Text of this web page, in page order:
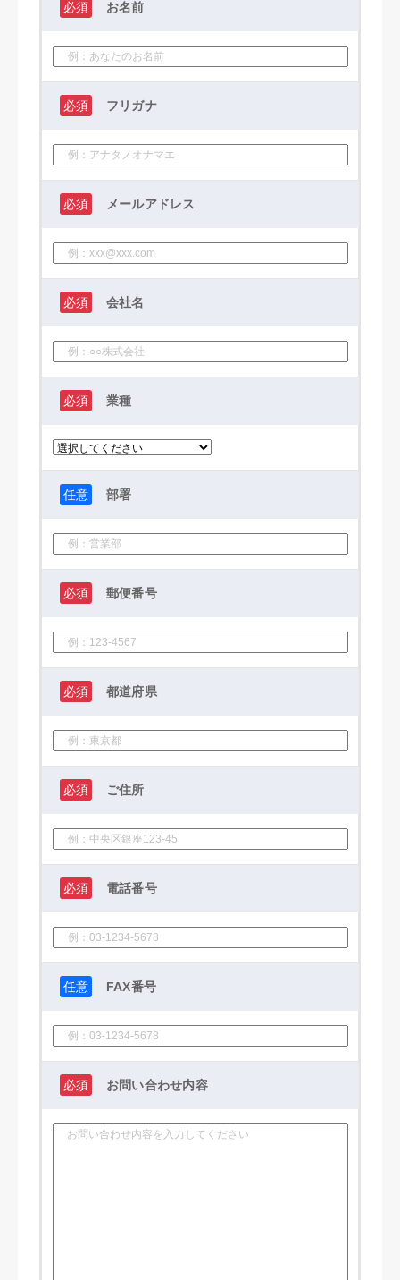
必須 お名前
必須 フリガナ
必須 メールアドレス
必須 会社名
必須 業種
任意 部署
必須 郵便番号
必須 都道府県
必須 ご住所
必須 電話番号
任意 FAX番号
必須 お問い合わせ内容